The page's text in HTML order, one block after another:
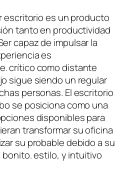
escritorio es un producto
tanto en productividad
capaz de impulsar la
es
crítico como distante
sigue siendo un regular
personas. El escritorio
se posiciona como una
disponibles para
transformar su oficina
su probable debido a su
estilo, y intuitivo